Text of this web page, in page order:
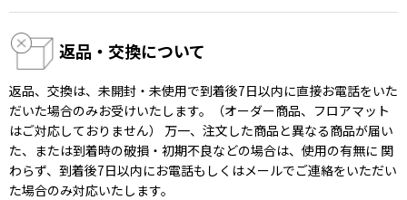
返品・交換について
返品、交換は、未開封・未使用で到着後7日以内に直接お電話をいた
だいた場合のみお受けいたします。（オーダー商品、フロアマット
はご対応しておりません） 万一、注文した商品と異なる商品が届い
た、または到着時の破損・初期不良などの場合は、使用の有無に 関
わらず、到着後7日以内にお電話もしくはメールでご連絡をいただい
た場合のみ対応いたします。